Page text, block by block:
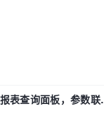
表查询面板，参数联